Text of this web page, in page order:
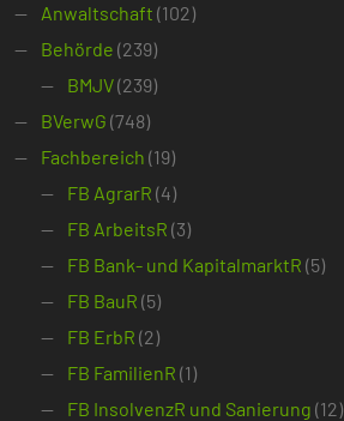
Anwaltschaft (102)
Behörde (239)
BMJV(239)
BVerwG (748)
Fachbereich (19)
FB AgrarR (4)
FB ArbeitsR (3)
FB Bank- und KapitalmarktR (5)
FB BauR (5)
FB ErbR (2)
FB FamilienR (1)
FB InsolvenzR und Sanierung (12)